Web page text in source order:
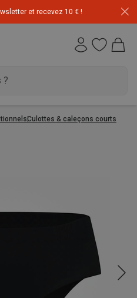
et recevez 10 € !
Culottes & caleçons courts